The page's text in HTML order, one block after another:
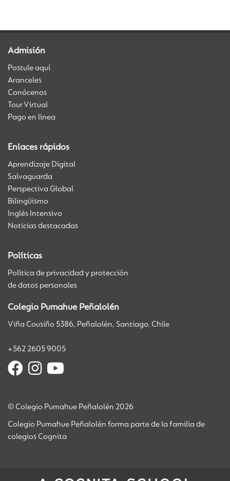
Admisión
Postule aquí
Aranceles
Conócenos
Tour Virtual
Pago en línea
Enlaces rápidos
Aprendizaje Digital
Salvaguarda
Perspectiva Global
Bilingüismo
Inglés Intensivo
Noticias destacadas
Políticas
Política de privacidad y protección
de datos personales
Colegio Pumahue Peñalolén
Viña Cousiño 5386, Peñalolén, Santiago. Chile
+562 2605 9005
© Colegio Pumahue Peñalolén 2026
Colegio Pumahue Peñalolén forma parte de la familia de
colegios Cognita